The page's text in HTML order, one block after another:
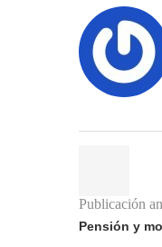
Publicación
Pensión y